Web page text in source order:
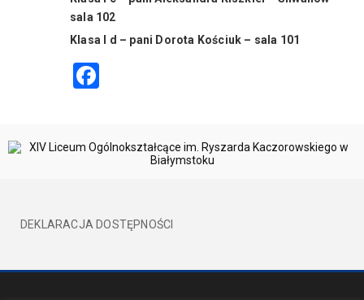
sala 102
Klasa I d – pani Dorota Kościuk – sala 101
DEKLARACJA DOSTĘPNOŚCI